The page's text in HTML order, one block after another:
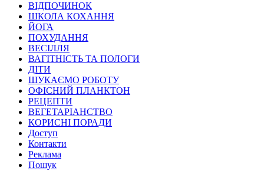
ВІДПОЧИНОК
ШКОЛА КОХАННЯ
ЙОГА
ПОХУДАННЯ
ВЕСІЛЛЯ
ВАГІТНІСТЬ ТА ПОЛОГИ
ДІТИ
ШУКАЄМО РОБОТУ
ОФІСНИЙ ПЛАНКТОН
РЕЦЕПТИ
ВЕГЕТАРІАНСТВО
КОРИСНІ ПОРАДИ
Доступ
Контакти
Реклама
Пошук